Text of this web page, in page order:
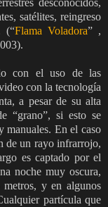
desconocidos,
satélites, reingreso
(“Flama Voladora” ,
con el uso de las
con la tecnología
a pesar de su alta
“grano”, si esto se
manuales. En el caso
de un rayo infrarrojo,
es captado por el
noche muy oscura,
y en algunos
partícula que